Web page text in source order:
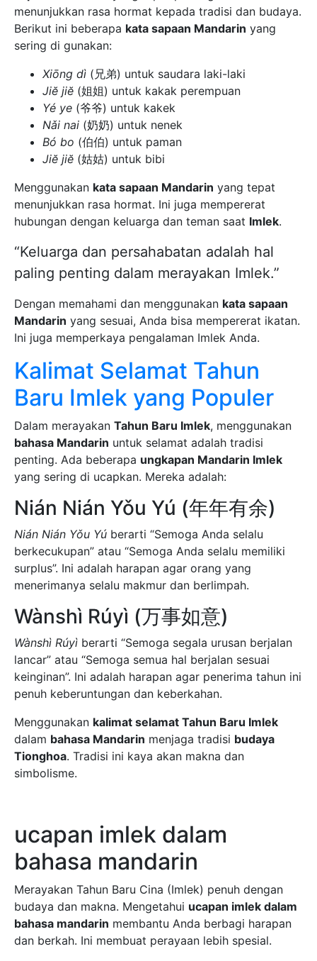
menunjukkan rasa hormat kepada tradisi dan budaya.
Berikut ini beberapa kata sapaan Mandarin yang
sering di gunakan:
Xiōng dì (兄弟) untuk saudara laki-laki
Jiĕ jiĕ (姐姐) untuk kakak perempuan
Yé ye (爷爷) untuk kakek
Nǎi nai (奶奶) untuk nenek
Bó bo (伯伯) untuk paman
Jiĕ jiĕ (姑姑) untuk bibi
Menggunakan kata sapaan Mandarin yang tepat
menunjukkan rasa hormat. Ini juga mempererat
hubungan dengan keluarga dan teman saat Imlek.
“Keluarga dan persahabatan adalah hal
paling penting dalam merayakan Imlek.”
Dengan memahami dan menggunakan kata sapaan
Mandarin yang sesuai, Anda bisa mempererat ikatan.
Ini juga memperkaya pengalaman Imlek Anda.
Kalimat Selamat Tahun
Baru Imlek yang Populer
Dalam merayakan Tahun Baru Imlek, menggunakan
bahasa Mandarin untuk selamat adalah tradisi
penting. Ada beberapa ungkapan Mandarin Imlek
yang sering di ucapkan. Mereka adalah:
Nián Nián Yǒu Yú (年年有余)
Nián Nián Yǒu Yú berarti “Semoga Anda selalu
berkecukupan” atau “Semoga Anda selalu memiliki
surplus”. Ini adalah harapan agar orang yang
menerimanya selalu makmur dan berlimpah.
Wànshì Rúyì (万事如意)
Wànshì Rúyì berarti “Semoga segala urusan berjalan
lancar” atau “Semoga semua hal berjalan sesuai
keinginan”. Ini adalah harapan agar penerima tahun ini
penuh keberuntungan dan keberkahan.
Menggunakan kalimat selamat Tahun Baru Imlek
dalam bahasa Mandarin menjaga tradisi budaya
Tionghoa. Tradisi ini kaya akan makna dan
simbolisme.
ucapan imlek dalam
bahasa mandarin
Merayakan Tahun Baru Cina (Imlek) penuh dengan
budaya dan makna. Mengetahui ucapan imlek dalam
bahasa mandarin membantu Anda berbagi harapan
dan berkah. Ini membuat perayaan lebih spesial.